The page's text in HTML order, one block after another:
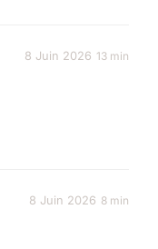
8 Juin 2026 13 min
8 Juin 2026 8 min